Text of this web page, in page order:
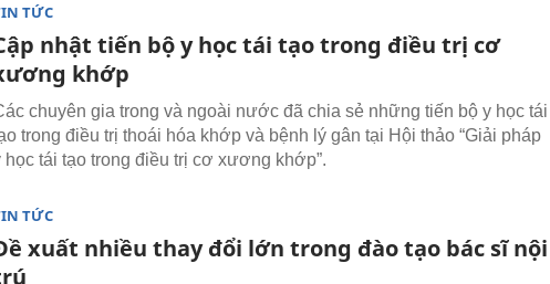
TỨC
nhật tiến bộ y học tái tạo trong điều trị cơ
khớp
chuyên gia trong và ngoài nước đã chia sẻ những tiến bộ y học tái
trong điều trị thoái hóa khớp và bệnh lý gân tại Hội thảo “Giải pháp
học tái tạo trong điều trị cơ xương khớp”.
TỨC
xuất nhiều thay đổi lớn trong đào tạo bác sĩ nội